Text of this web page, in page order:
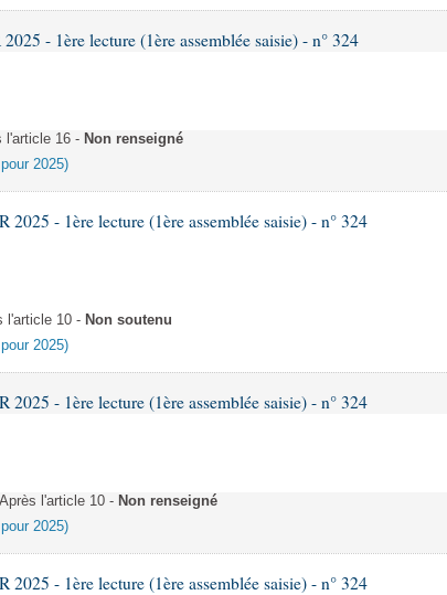
- 1ère lecture (1ère assemblée saisie) - n° 324
l'article 16 - Non renseigné
2025)
- 1ère lecture (1ère assemblée saisie) - n° 324
l'article 10 - Non soutenu
2025)
- 1ère lecture (1ère assemblée saisie) - n° 324
l'article 10 - Non renseigné
2025)
- 1ère lecture (1ère assemblée saisie) - n° 324